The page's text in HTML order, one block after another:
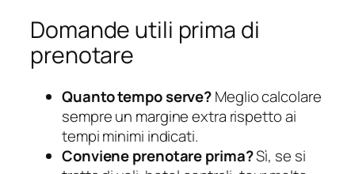
Domande utili prima di
prenotare
Quanto tempo serve?Meglio calcolare
sempre un margine extra rispetto ai
tempi minimi indicati.
Conviene prenotare prima?Sì, se si